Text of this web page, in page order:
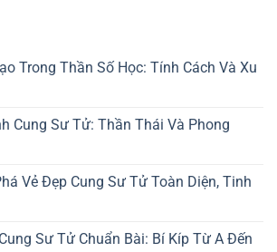
Trong Thần Số Học: Tính Cách Và Xu
Cung Sư Tử: Thần Thái Và Phong
Vẻ Đẹp Cung Sư Tử Toàn Diện, Tinh
Sư Tử Chuẩn Bài: Bí Kíp Từ A Đến